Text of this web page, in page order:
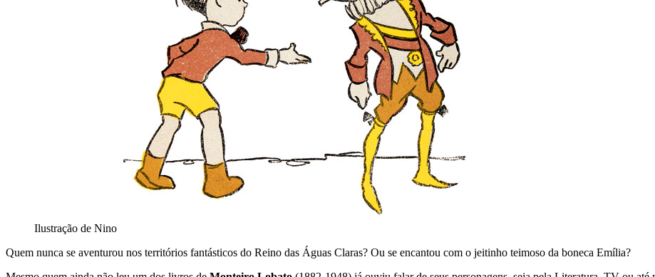
Ilustração de Nino
Quem nunca se aventurou nos territórios fantásticos do Reino das Águas Claras? Ou se encantou com o jeitinho teimoso da boneca Emília?